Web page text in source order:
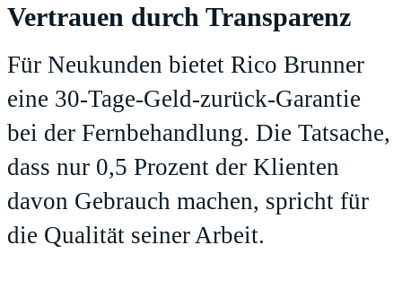
Vertrauen durch Transparenz
Für Neukunden bietet Rico Brunner
eine 30-Tage-Geld-zurück-Garantie
bei der Fernbehandlung. Die Tatsache,
dass nur 0,5 Prozent der Klienten
davon Gebrauch machen, spricht für
die Qualität seiner Arbeit.